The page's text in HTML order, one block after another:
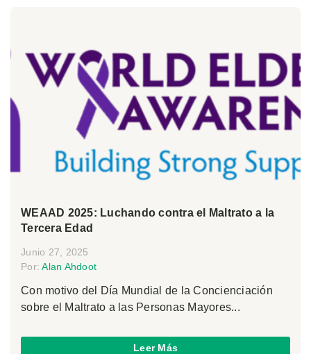
WEAAD 2025: Luchando contra el Maltrato a la
Tercera Edad
Junio 27, 2025
Por:Alan Ahdoot
Con motivo del Día Mundial de la Concienciación
sobre el Maltrato a las Personas Mayores...
Leer Más